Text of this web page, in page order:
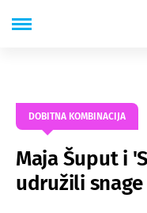
DOBITNA KOMBINACIJA
Maja Šuput i
udružili